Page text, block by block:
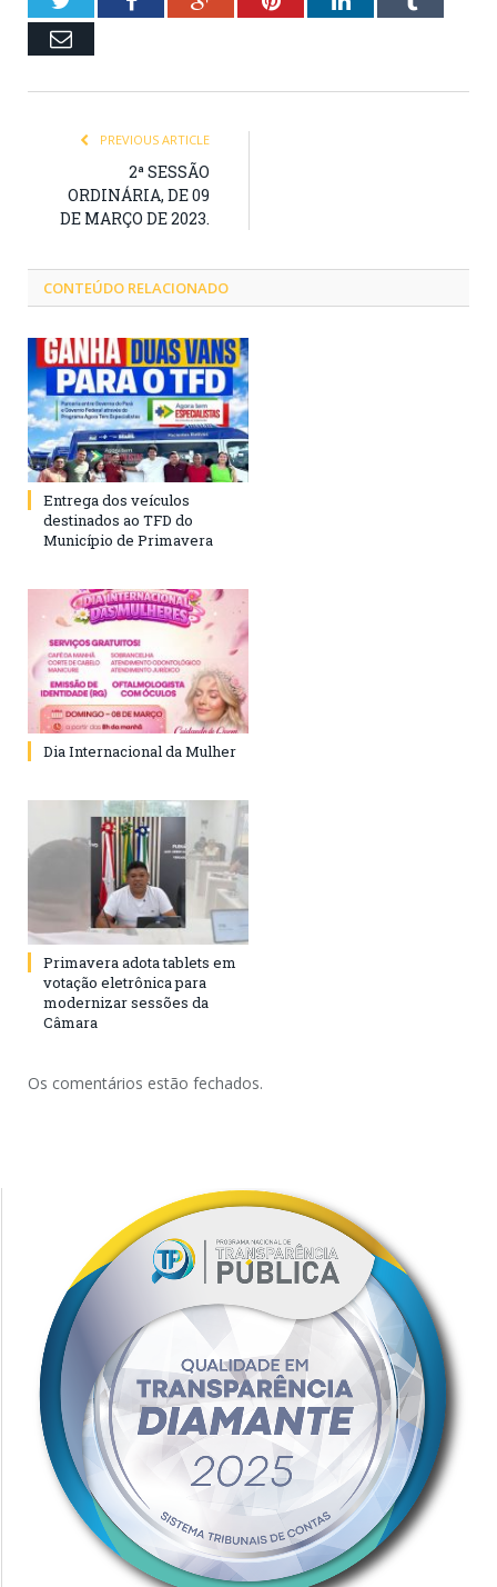
Email
PREVIOUS ARTICLE
2ª SESSÃO
ORDINÁRIA, DE 09
DE MARÇO DE 2023.
CONTEÚDO RELACIONADO
Entrega dos veículos
destinados ao TFD do
Município de Primavera
Dia Internacional da Mulher
Primavera adota tablets em
votação eletrônica para
modernizar sessões da
Câmara
Os comentários estão fechados.